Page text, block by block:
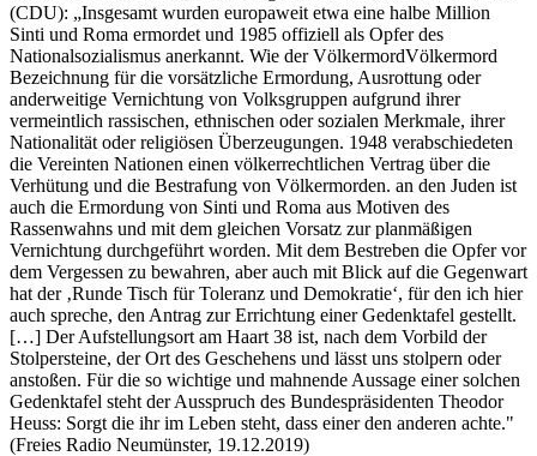
(CDU): „Insgesamt wurden europaweit etwa eine halbe Million
Sinti und Roma ermordet und 1985 offiziell als Opfer des
Nationalsozialismus anerkannt. Wie derVölkermordVölkermord
Bezeichnung für die vorsätzliche Ermordung, Ausrottung oder
anderweitige Vernichtung von Volksgruppen aufgrund ihrer
vermeintlich rassischen, ethnischen oder sozialen Merkmale, ihrer
Nationalität oder religiösen Überzeugungen. 1948 verabschiedeten
die Vereinten Nationen einen völkerrechtlichen Vertrag über die
Verhütung und die Bestrafung von Völkermorden. an den Juden ist
auch die Ermordung von Sinti und Roma aus Motiven des
Rassenwahns und mit dem gleichen Vorsatz zur planmäßigen
Vernichtung durchgeführt worden. Mit dem Bestreben die Opfer vor
dem Vergessen zu bewahren, aber auch mit Blick auf die Gegenwart
hat der ‚Runde Tisch für Toleranz und Demokratie‘, für den ich hier
auch spreche, den Antrag zur Errichtung einer Gedenktafel gestellt.
[…] Der Aufstellungsort am Haart 38 ist, nach dem Vorbild der
Stolpersteine, der Ort des Geschehens und lässt uns stolpern oder
anstoßen. Für die so wichtige und mahnende Aussage einer solchen
Gedenktafel steht der Ausspruch des Bundespräsidenten Theodor
Heuss: Sorgt die ihr im Leben steht, dass einer den anderen achte."
(Freies Radio Neumünster, 19.12.2019)